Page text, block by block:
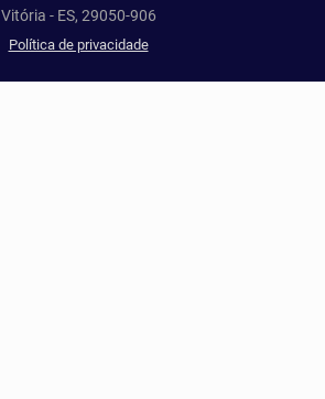
Vitória - ES, 29050-906
Política de privacidade